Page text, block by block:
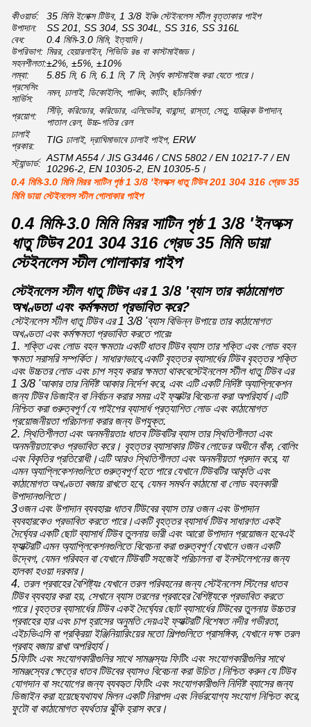
কীওয়ার্ড:
35 মিমি ইনোক্স টিউব, 1 3/8 ইঞ্চি স্টেইনলেস স্টীল বৃত্তাকার পাইপ
উপাদান:
SS 201, SS 304, SS 304L, SS 316, SS 316L
বেধ:
0.4 মিমি-3.0 মিমি, ইত্যাদি।
উপরিভাগ: মিরর, হেয়ারলাইন, পিভিডি রঙ বা কাস্টমাইজড।
সহনশীলতা:±2%, ±5%, ±10%
লম্বা:
5.85 মি, 6 মি, 6.1 মি, 7 মি, দৈর্ঘ্য কাস্টমাইজ করা যেতে পারে।
প্রসেসিং
সার্ভিস:
নমন, ঢালাই, ডিকোইলিং, পাঞ্চিং, কাটিং, ছাঁচনির্মাণ
প্রয়োগ:
সিঁড়ি, করিডোর, করিডোর, এলিভেটর, বারান্দা, রাস্তা, সেতু, যান্ত্রিক উপাদান,
পাতাল রেল, উচ্চ-গতির রেল
ঢালাই
প্রকার:
TIG ঢালাই, দ্রাঘিমাভাবে ঢালাই পাইপ, ERW
স্ট্যান্ডার্ড: ASTM A554 / JIS G3446 / CNS 5802 / EN 10217-7 / EN
10296-2, EN 10305-2, EN 10305-5।
0.4 মিমি-3.0 মিমি মিরর সাটিন পৃষ্ঠ 1 3/8 'ইনঅক্স ধাতু টিউব 201 304 316 গ্রেড 35
মিমি ডায়া স্টেইনলেস স্টীল গোলাকার পাইপ
0.4 মিমি-3.0 মিমি মিরর সাটিন পৃষ্ঠ 1 3/8 'ইনঅক্স
ধাতু টিউব 201 304 316 গ্রেড 35 মিমি ডায়া
স্টেইনলেস স্টীল গোলাকার পাইপ
স্টেইনলেস স্টীল ধাতু টিউব এর 1 3/8 'ব্যাস তার কাঠামোগত
অখণ্ডতা এবং কর্মক্ষমতা প্রভাবিত করে?
স্টেইনলেস স্টীল ধাতু টিউব এর 1 3/8 'ব্যাস বিভিন্ন উপায়ে তার কাঠামোগত
অখণ্ডতা এবং কর্মক্ষমতা প্রভাবিত করতে পারেঃ
1. শক্তি এবং লোড বহন ক্ষমতাঃ একটি ধাতব টিউব ব্যাস তার শক্তি এবং লোড বহন
ক্ষমতা সরাসরি সম্পর্কিত। সাধারণভাবে,একটি বৃহত্তর ব্যাসার্ধের টিউব বৃহত্তর শক্তি
এবং উচ্চতর লোড এবং চাপ সহ্য করার ক্ষমতা থাকবেস্টেইনলেস স্টীল ধাতু টিউব এর
1 3/8 'আকার তার নির্দিষ্ট আকার নির্দেশ করে, এবং এটি একটি নির্দিষ্ট অ্যাপ্লিকেশন
জন্য টিউব ডিজাইন বা নির্বাচন করার সময় এই ফ্যাক্টর বিবেচনা করা অপরিহার্য।এটি
নিশ্চিত করা গুরুত্বপূর্ণ যে পাইপের ব্যাসার্ধ প্রত্যাশিত লোড এবং কাঠামোগত
প্রয়োজনীয়তা পরিচালনা করার জন্য উপযুক্ত.
2. স্থিতিশীলতা এবং অনমনীয়তাঃ ধাতব টিউবটির ব্যাস তার স্থিতিশীলতা এবং
অনমনীয়তাকেও প্রভাবিত করে। বৃহত্তর ব্যাসাকার টিউব লোডের অধীনে বাঁক, বোলিং
এবং বিকৃতির প্রতিরোধী।এটি আরও স্থিতিশীলতা এবং অনমনীয়তা প্রদান করে, যা
এমন অ্যাপ্লিকেশনগুলিতে গুরুত্বপূর্ণ হতে পারে যেখানে টিউবটির আকৃতি এবং
কাঠামোগত অখণ্ডতা বজায় রাখতে হবে, যেমন সমর্থন কাঠামো বা লোড বহনকারী
উপাদানগুলিতে।
3ওজন এবং উপাদান ব্যবহারঃ ধাতব টিউবের ব্যাস তার ওজন এবং উপাদান
ব্যবহারকেও প্রভাবিত করতে পারে।একটি বৃহত্তর ব্যাসার্ধ টিউব সাধারণত একই
দৈর্ঘ্যের একটি ছোট ব্যাসার্ধ টিউব তুলনায় ভারী এবং আরো উপাদান প্রয়োজন হবেএই
ফ্যাক্টরটি এমন অ্যাপ্লিকেশনগুলিতে বিবেচনা করা গুরুত্বপূর্ণ যেখানে ওজন একটি
উদ্বেগ, যেমন পরিবহন বা যেখানে টিউবটি সহজেই পরিচালনা বা ইনস্টলেশনের জন্য
হালকা হওয়া দরকার।
4. তরল প্রবাহের বৈশিষ্ট্যঃ যেখানে তরল পরিবহনের জন্য স্টেইনলেস স্টিলের ধাতব
টিউব ব্যবহার করা হয়, সেখানে ব্যাস তরলের প্রবাহের বৈশিষ্ট্যকে প্রভাবিত করতে
পারে।বৃহত্তর ব্যাসার্ধের টিউব একই দৈর্ঘ্যের ছোট ব্যাসার্ধের টিউবের তুলনায় উচ্চতর
প্রবাহের হার এবং চাপ হ্রাসের অনুমতি দেয়এই ফ্যাক্টরটি বিশেষত নদীর গভীরতা,
এইচভিএসি বা প্রক্রিয়া ইঞ্জিনিয়ারিংয়ের মতো শিল্পগুলিতে প্রাসঙ্গিক, যেখানে দক্ষ তরল
প্রবাহ বজায় রাখা অপরিহার্য।
5ফিটিং এবং সংযোগকারীগুলির সাথে সামঞ্জস্যঃ ফিটিং এবং সংযোগকারীগুলির সাথে
সামঞ্জস্যের ক্ষেত্রে ধাতব টিউবের ব্যাসও বিবেচনা করা উচিত।নিশ্চিত করুন যে টিউব
যোগদান বা সংযোগের জন্য ব্যবহৃত ফিটিং এবং সংযোগকারীগুলি নির্দিষ্ট ব্যাসের জন্য
ডিজাইন করা হয়েছেযথাযথ মিলন একটি নিরাপদ এবং নির্ভরযোগ্য সংযোগ নিশ্চিত করে,
ফুটো বা কাঠামোগত ব্যর্থতার ঝুঁকি হ্রাস করে।